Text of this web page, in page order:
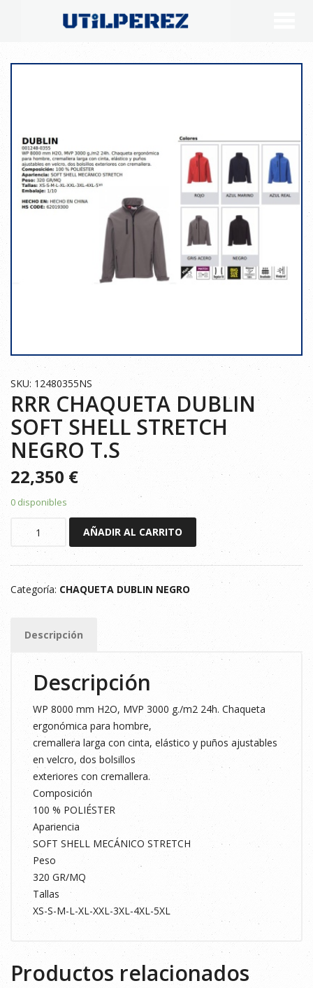
SKU: 12480355NS
RRR CHAQUETA DUBLIN
SOFT SHELL STRETCH
NEGRO T.S
22,350€
0 disponibles
SHELL
cantidad
AÑADIR AL CARRITO
Categoría: CHAQUETA DUBLIN NEGRO
Descripción
Descripción
WP 8000 mm H2O, MVP 3000 g./m2 24h. Chaqueta
ergonómica para hombre,
cremallera larga con cinta, elástico y puños ajustables
en velcro, dos bolsillos
exteriores con cremallera.
Composición
100 % POLIÉSTER
Apariencia
SOFT SHELL MECÁNICO STRETCH
Peso
320 GR/MQ
Tallas
XS-S-M-L-XL-XXL-3XL-4XL-5XL
Productos relacionados